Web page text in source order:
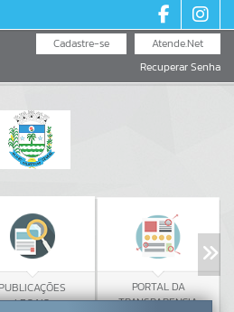
Atende.Net
Cadastre-se
Recuperar Senha
LEGAIS
PORTAL DA
TRANSPARENCIA